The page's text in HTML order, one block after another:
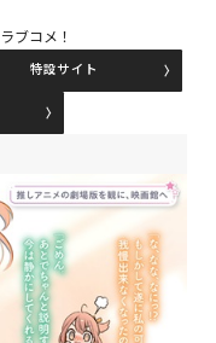
ブコメ！
特設サイト